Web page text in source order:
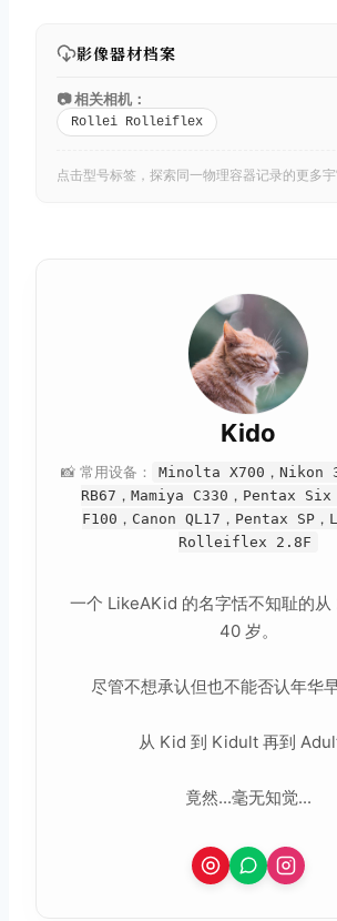
影像器材档案
📷 相关相机：
Rollei Rolleiflex
点击型号标签，探索同一物理容器记录的更多宇
Kido
📸 常用设备：
Minolta X700，Nikon
RB67，Mamiya C330，Pentax
F100，Canon QL17，Pentax SP，
Rolleiflex 2.8F
一个 LikeAKid 的名字恬不知耻的从
40 岁。
尽管不想承认但也不能否认年华
从 Kid 到 Kidult 再到
竟然...毫无知觉...